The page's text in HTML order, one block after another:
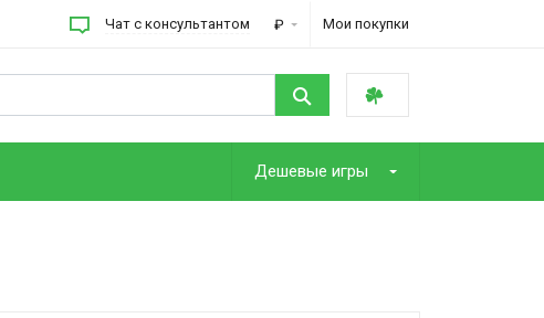
Чат с консультантом ₽ Мои покупки
Дешевые игры